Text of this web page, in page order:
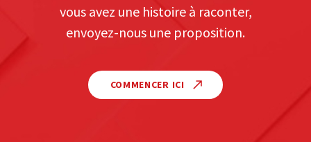
vous avez une histoire à raconter,
envoyez-nous une proposition.
COMMENCER ICI